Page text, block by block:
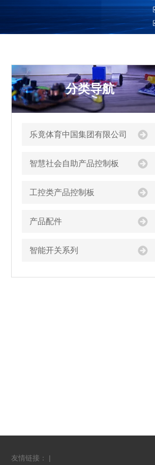
分类导航
乐竟体育中国集团有限公司
智慧社会自助产品控制板
工控类产品控制板
产品配件
智能开关系列
友情链接： |